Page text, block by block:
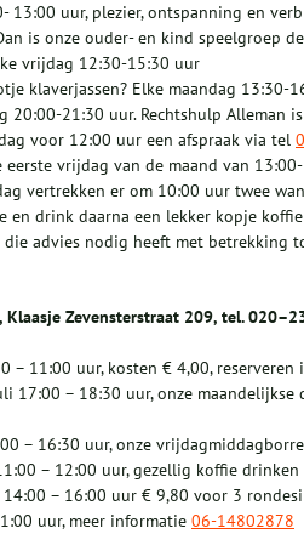
13:00 uur, plezier, ontspanning en
is onze ouder- en kind speelgroep
vrijdag 12:30-15:30 uur
klaverjassen? Elke maandag 13:30-
20:00-21:30 uur. Rechtshulp Alleman
voor 12:00 uur een afspraak via tel
vrijdag van de maand van
vertrekken er om 10:00 uur twee
en drink daarna een lekker kopje koffie
die advies nodig heeft met
Zevensterstraat 209, tel.
11:00 uur, kosten € 4,00,
17:00 – 18:30 uur, onze
– 16:30 uur, onze
– 12:00 uur, gezellig koffie
– 16:00 uur € 9,80 voor 3
uur, meer informatie 06-14802878